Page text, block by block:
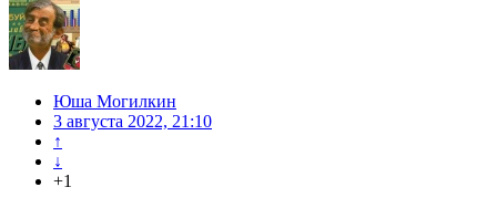
Юша Могилкин
3 августа 2022, 21:10
↑
↓
+1